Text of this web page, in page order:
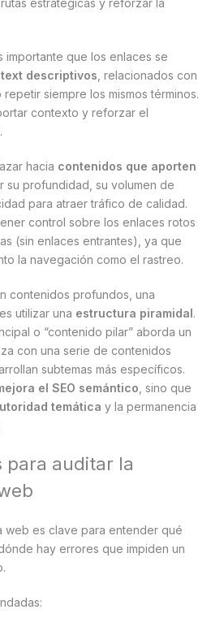
estratégicas y reforzar la
importante que los enlaces se
descriptivos , relacionados con
siempre los mismos términos.
contexto y reforzar el
hacia contenidos que aporten
su profundidad, su volumen de
para atraer tráfico de calidad.
control sobre los enlaces rotos
(sin enlaces entrantes), ya que
la navegación como el rastreo.
contenidos profundos, una
utilizar una estructura piramidal.
o “contenido pilar” aborda un
con una serie de contenidos
subtemas más específicos.
el SEO semántico , sino que
temática y la permanencia
para auditar la
web es clave para entender qué
hay errores que impiden un